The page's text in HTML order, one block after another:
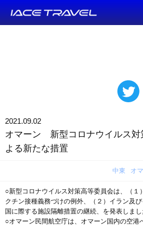
2021.09.02
オマーン 新型コロナウイルス対
よる新たな措置
中東 オ
○新型コロナウイルス対策高等委員会は、（１
クチン接種義務づけの例外、（２）イラン及
国に際する施設隔離措置の継続、を発表しまし
○オマーン民間航空庁は、オマーン国内の空港